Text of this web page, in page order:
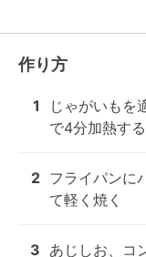
作り方
1
じゃがいもを
で4分加熱する
2 フライパンに
て軽く焼く
3 あじしお、コ